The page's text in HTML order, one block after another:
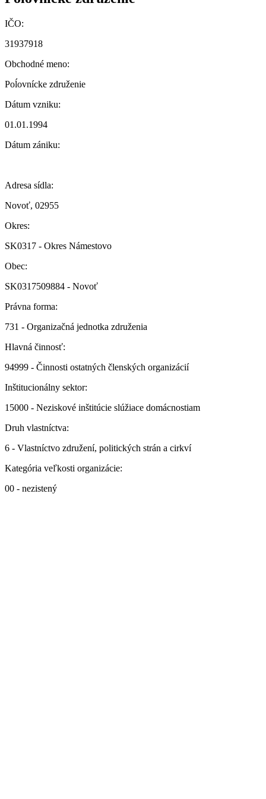
IČO:
31937918
Obchodné meno:
Poĺovnícke združenie
Dátum vzniku:
01.01.1994
Dátum zániku:
Adresa sídla:
Novoť, 02955
Okres:
SK0317 - Okres Námestovo
Obec:
SK0317509884 - Novoť
Právna forma:
731 - Organizačná jednotka združenia
Hlavná činnosť:
94999 - Činnosti ostatných členských organizácií
Inštitucionálny sektor:
15000 - Neziskové inštitúcie slúžiace domácnostiam
Druh vlastníctva:
6 - Vlastníctvo združení, politických strán a cirkví
Kategória veľkosti organizácie:
00 - nezistený